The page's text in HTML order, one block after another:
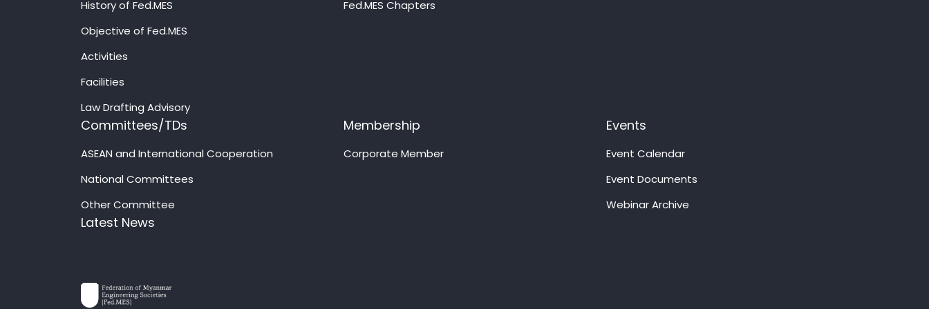
History of Fed.MES
Objective of Fed.MES
Activities
Facilities
Law Drafting Advisory
Fed.MES Chapters
Committees/TDs
ASEAN and International Cooperation
National Committees
Other Committee
Membership
Corporate Member
Events
Event Calendar
Event Documents
Webinar Archive
Latest News